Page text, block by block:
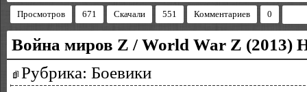
Просмотров 671 Скачали 551 Комментариев 0
Война миров Z / World War Z (2013)
Рубрика: Боевики